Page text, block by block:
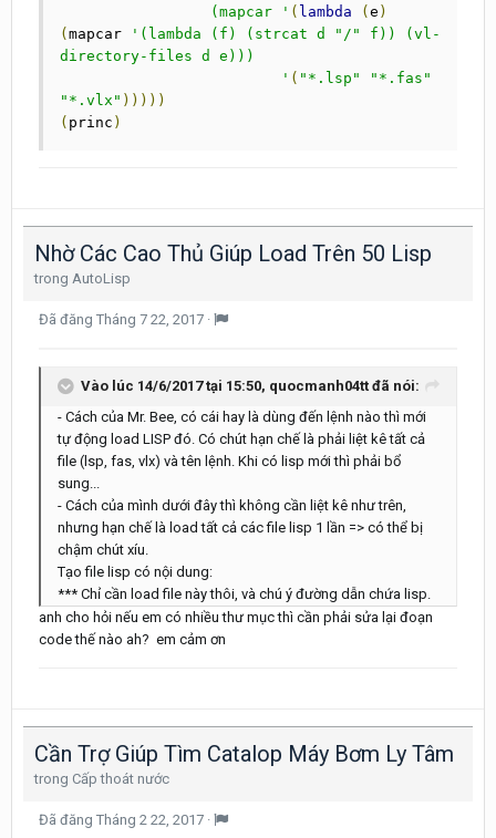
                 (mapcar '
( lambda ( e )
( mapcar
'(lambda (f) (strcat d "/" f)) (vl-
directory-files d e)))
                         '
( "*.lsp"
"*.fas"
"*.vlx" )))))
( princ )
Nhờ Các Cao Thủ Giúp Load Trên 50 Lisp
trong AutoLisp
Đã đăng Tháng 7 22, 2017 ·
Vào lúc 14/6/2017 tại 15:50, quocmanh04tt đã nói:
- Cách của Mr. Bee, có cái hay là dùng đến lệnh nào thì mới
tự động load LISP đó. Có chút hạn chế là phải liệt kê tất cả
file (lsp, fas, vlx) và tên lệnh. Khi có lisp mới thì phải bổ
sung...
- Cách của mình dưới đây thì không cần liệt kê như trên,
nhưng hạn chế là load tất cả các file lisp 1 lần => có thể bị
chậm chút xíu.
Tạo file lisp có nội dung:
*** Chỉ cần load file này thôi, và chú ý đường dẫn chứa lisp.
anh cho hỏi nếu em có nhiều thư mục thì cần phải sửa lại đoạn
code thế nào ah? em cảm ơn
Cần Trợ Giúp Tìm Catalop Máy Bơm Ly Tâm
trong Cấp thoát nước
Đã đăng Tháng 2 22, 2017 ·